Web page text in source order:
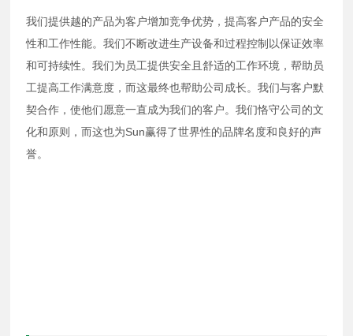
我们提供越的产品为客户增加竞争优势，提高客户产品的安全
性和工作性能。我们不断改进生产设备和过程控制以保证效率
和可持续性。我们为员工提供安全且舒适的工作环境，帮助员
工提高工作满意度，而这最终也帮助公司成长。我们与客户默
契合作，使他们愿意一直成为我们的客户。我们恪守公司的文
化和原则，而这也为Sun赢得了世界性的品牌名度和良好的声
誉。